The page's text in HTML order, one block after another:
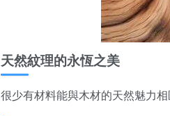
天然紋理的永恆之美
很少有材料能與木材的天然魅力